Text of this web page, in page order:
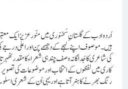
اُردو ادب کے گلستان ِ سُخنوری میں منّور عزیز ایک
ہیں۔ موصوف اپنے لہجے کے دھیمے پن اور اعلٰی
کی شاعری کا جُداگانہ وصف چند ہی شعراء کا مقدر
کاری میں لفظوں کے انتخاب اور موضوعات کی
رنگ بھرنے کا ہنر آتا ہے اور یہی اُن کے شعری